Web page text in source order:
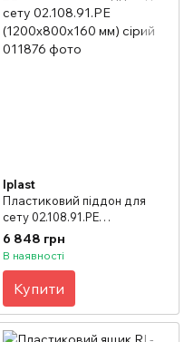
Iplast
Пластиковий піддон для
сету 02.108.91.PE
(1200х800x160 мм) сірий
6 848 грн
В наявності
Купити